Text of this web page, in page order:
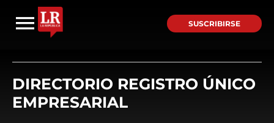
SUSCRIBIRSE
DIRECTORIO REGISTRO ÚNICO
EMPRESARIAL